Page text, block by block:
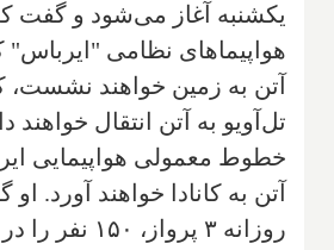
یکشنبه آغاز می‌شود و گفت
هواپیماهای نظامی "ایرباس"
آتن به زمین خواهند نشست،
تل‌آویو به آتن انتقال
خطوط معمولی هواپیمایی
آتن به کانادا خواهند آورد.
روزانه ۳ پرواز،